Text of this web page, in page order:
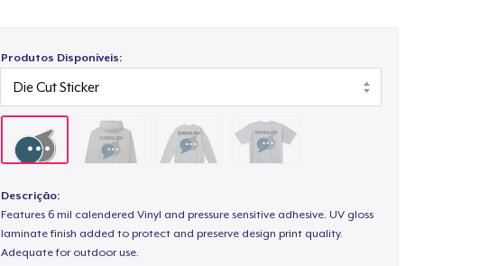
Produtos Disponíveis:
Descrição:
Features 6 mil calendered Vinyl and pressure sensitive adhesive. UV gloss
laminate finish added to protect and preserve design print quality.
Adequate for outdoor use.